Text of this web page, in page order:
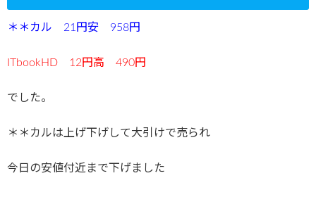
＊＊カル 21円安 958円
ITbookHD 12円高 490円
でした。
＊＊カルは上げ下げして大引けで売られ
今日の安値付近まで下げました